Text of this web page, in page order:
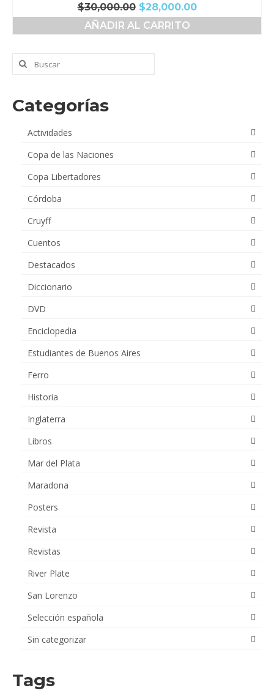
$30,000.00 El
precio
original
$30,000.00.
$28,000.00El
precio
AÑADIR AL CARRITO
Buscar
por:
Categorías
Actividades
Copa de las Naciones
Copa Libertadores
Córdoba
Cruyff
Cuentos
Destacados
Diccionario
DVD
Enciclopedia
Estudiantes de Buenos Aires
Ferro
Historia
Inglaterra
Libros
Mar del Plata
Maradona
Posters
Revista
Revistas
River Plate
San Lorenzo
Selección española
Sin categorizar
Tags